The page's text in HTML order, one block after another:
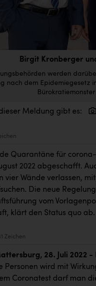
Birgit Kronberger
werden
nach dem Epidemiegesetz
Meldung gibt es:
Quarantäne für
2022 abgeschafft.
vier Wände verlassen,
Die neue
vom
klärt den Status quo ab.
Zeichen
28. Juli 2022 -
Personen wird mit
Coronatest darf man